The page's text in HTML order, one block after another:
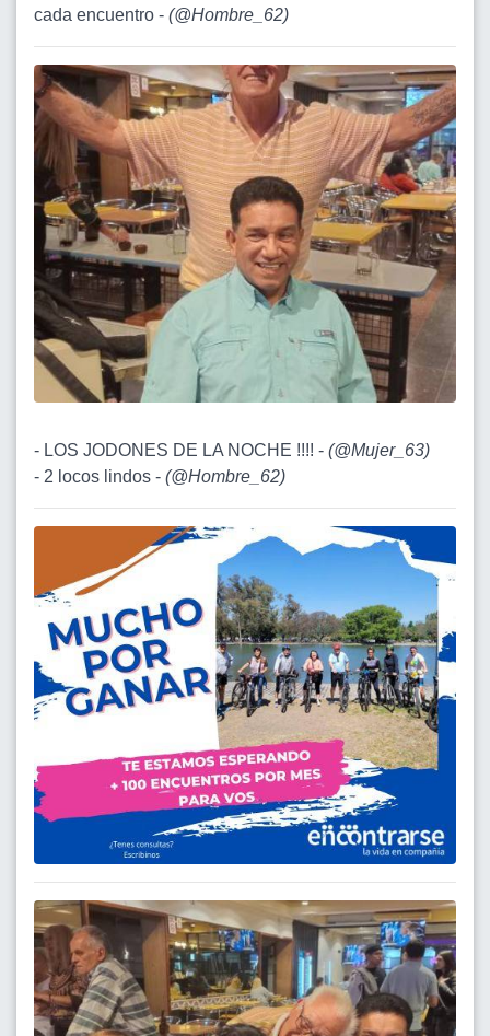
cada encuentro - (@Hombre_62)
- LOS JODONES DE LA NOCHE !!!! - (@Mujer_63)
- 2 locos lindos - (@Hombre_62)